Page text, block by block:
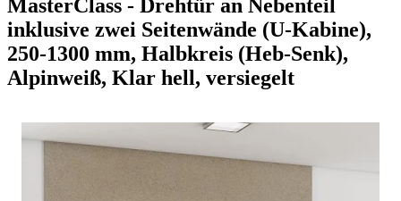
MasterClass - Drehtür an Nebenteil
inklusive zwei Seitenwände (U-Kabine),
250-1300 mm, Halbkreis (Heb-Senk),
Alpinweiß, Klar hell, versiegelt